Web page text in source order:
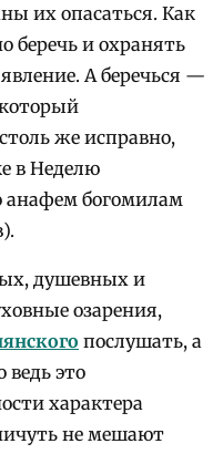
их опасаться. Как
беречь и охранять
А беречься —
же исправно,
в Неделю
анафем богомилам
душевных и
озарения,
послушать, а
ведь это
характера
не мешают